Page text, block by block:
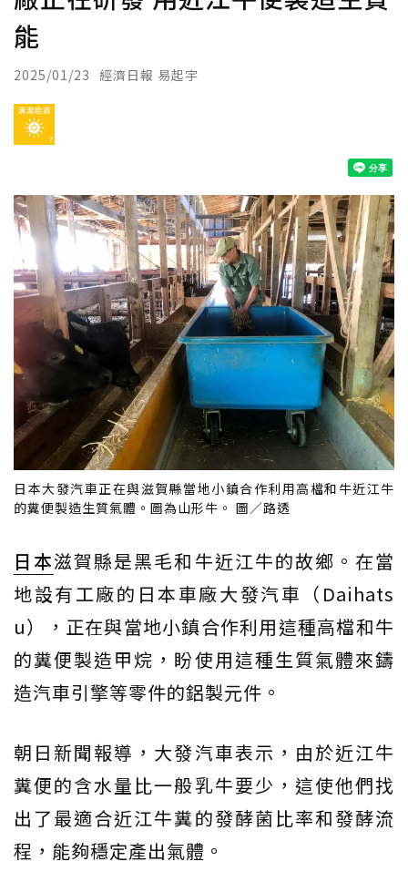
能
2025/01/23 經濟日報 易起宇
日本大發汽車正在與滋賀縣當地小鎮合作利用高檔和牛近江牛
的糞便製造生質氣體。圖為山形牛。 圖／路透
日本滋賀縣是黑毛和牛近江牛的故鄉。在當
地設有工廠的日本車廠大發汽車（Daihats
u），正在與當地小鎮合作利用這種高檔和牛
的糞便製造甲烷，盼使用這種生質氣體來鑄
造汽車引擎等零件的鋁製元件。
朝日新聞報導，大發汽車表示，由於近江牛
糞便的含水量比一般乳牛要少，這使他們找
出了最適合近江牛糞的發酵菌比率和發酵流
程，能夠穩定產出氣體。